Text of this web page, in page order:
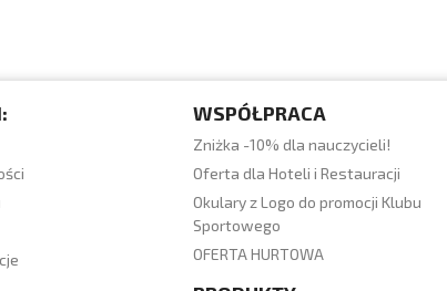
WSPÓŁPRACA
Zniżka -10% dla nauczycieli!
Oferta dla Hoteli i Restauracji
Okulary z Logo do promocji Klubu
Sportowego
OFERTA HURTOWA